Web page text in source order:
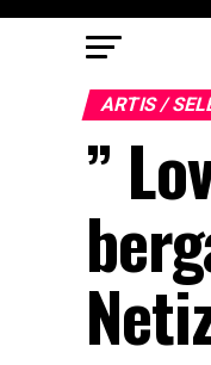
ARTIS /
”